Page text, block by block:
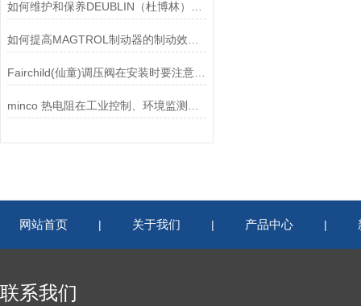
Fairchild(仙童)调压阀在安装时要注意有哪些需要注意的地方？
网站首页 | 关于我们 | 产品中心 |
联系我们